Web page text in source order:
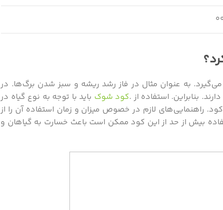
می‌گیرد. به عنوان مثال در فاز رشد ریشه و سبز شدن برگ‌ها. در
بنابراین. استفاده از .کود شوک باید با توجه به نوع گیاه در
راهنمایی‌های لازم در خصوص میزان و زمان استفاده آن را از
بیش از حد از این کود ممکن است باعث خسارت به گیاهان و